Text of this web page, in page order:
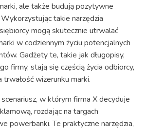
ale także budują pozytywne
takie narzędzia
mogą skutecznie utrwalać
w codziennym życiu potencjalnych
Gadżety te, takie jak długopisy,
firmy, stają się częścią życia odbiorcy,
trwałość wizerunku marki.
w którym firma X decyduje
rozdając na targach
powerbanki. Te praktyczne narzędzia,